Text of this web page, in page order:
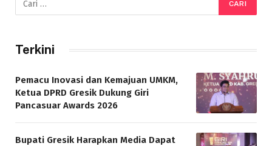
Terkini
Pemacu Inovasi dan Kemajuan UMKM,
Ketua DPRD Gresik Dukung Giri
Pancasuar Awards 2026
Bupati Gresik Harapkan Media Dapat